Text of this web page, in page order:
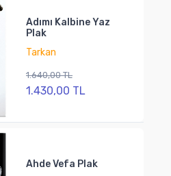
Adımı Kalbine Yaz
Plak
Tarkan
1.640,00 TL
1.430,00 TL
Ahde Vefa Plak